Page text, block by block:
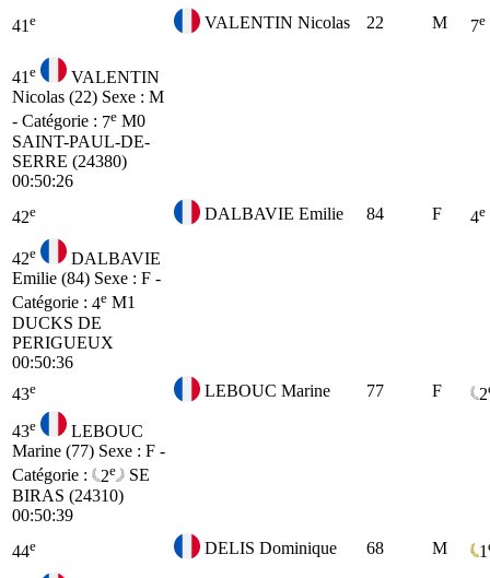
41 e VALENTIN Nicolas 22 M 7e
41 e
VALENTIN
Nicolas (22) Sexe : M
- Catégorie : 7e M0
SAINT-PAUL-DE-
SERRE (24380)
00:50:26
42e DALBAVIE Emilie 84 F 4e
42e
DALBAVIE
Emilie (84) Sexe : F -
Catégorie : 4e M1
DUCKS DE
PERIGUEUX
00:50:36
43e LEBOUC Marine 77 F 2
43e
LEBOUC
Marine (77) Sexe : F -
Catégorie :
2e
SE
BIRAS (24310)
00:50:39
44e DELIS Dominique 68 M 1